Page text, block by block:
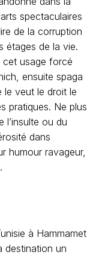
spectaculaires
de la corruption
étages de la vie.
cet usage forcé
ensuite spaga
le veut le droit le
pratiques. Ne plus
l’insulte ou du
dans
humour ravageur,
à Hammamet
destination un